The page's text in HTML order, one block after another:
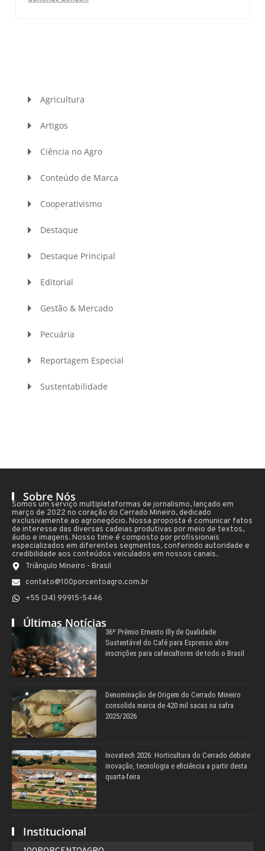
Agricultura
Artigos
Ciência no Agro
Conteúdo de Marca
Cooperativismo
Destaque
Destaque Principal
Editorial
Gestão & Mercado
Pecuária
Reportagem Especial
Sustentabilidade
Sobre Nós
Somos um serviço multiplataformas de jornalismo, lançado em
março de 2022 no coração do Cerrado Mineiro, dedicado
exclusivamente ao agronegócio. Nossa proposta é comunicar fatos
de interesse das diversas cadeias produtivas por meio de textos,
áudio e imagens. Nosso time é composto por profissionais
especializados em diferentes segmentos, conferindo autoridade e
credibilidade aos conteúdos veiculados em nossos canais.
Triângulo Mineiro - Brasil
contato@100porcentoagro.com.br
+55 (34) 99915-5446
Últimas Notícias
36º Prêmio Ernesto Illy de Qualidade
Sustentável do Café para Espresso abre
inscrições para cafeicultores de todo o Brasil
Denominação de Origem do Cerrado Mineiro
consolida marca de 420 mil sacas na safra
2025/2026
Inovatech 2026: Horticultura do Cerrado debate
inovação, tecnologia e eficiência a partir desta
quarta-feira
Institucional